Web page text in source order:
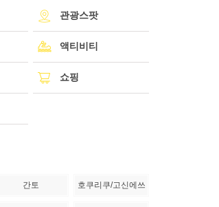
관광스팟
액티비티
쇼핑
간토 호쿠리쿠/고신에쓰